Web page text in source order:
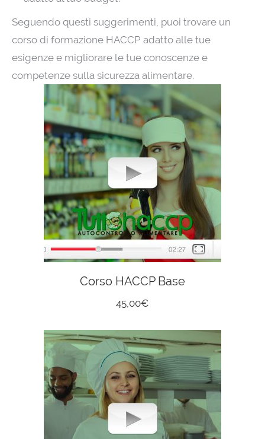
Seguendo questi suggerimenti, puoi trovare un
corso di formazione HACCP adatto alle tue
esigenze e migliorare le tue conoscenze e
competenze sulla sicurezza alimentare.
Corso HACCP Base
45,00€